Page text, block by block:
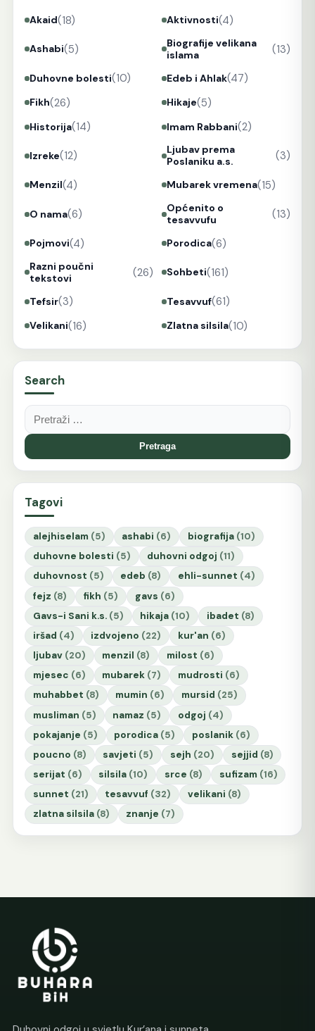
Akaid(18) Aktivnosti(4)
Ashabi(5)
Biografije velikana
islama
(13)
Duhovne bolesti(10) Edeb i Ahlak(47)
Fikh(26) Hikaje(5)
Historija(14) Imam Rabbani(2)
Izreke(12)
Ljubav prema
Poslaniku a.s.
(3)
Menzil(4) Mubarek vremena(15)
O nama(6)
Općenito o
tesavvufu
(13)
Pojmovi(4) Porodica(6)
Razni poučni
tekstovi
(26) Sohbeti(161)
Tefsir(3) Tesavvuf(61)
Velikani(16) Zlatna silsila(10)
Search
Pretraga:
Tagovi
alejhiselam (5) ashabi (6) biografija (10)
duhovne bolesti (5) duhovni odgoj (11)
duhovnost (5) edeb (8) ehli-sunnet (4)
fejz (8) fikh (5) gavs (6)
Gavs-i Sani k.s. (5) hikaja (10) ibadet (8)
iršad (4) izdvojeno (22) kur'an (6)
ljubav (20) menzil (8) milost (6)
mjesec (6) mubarek (7) mudrosti (6)
muhabbet (8) mumin (6) mursid (25)
musliman (5) namaz (5) odgoj (4)
pokajanje (5) porodica (5) poslanik (6)
poucno (8) savjeti (5) sejh (20) sejjid (8)
serijat (6) silsila (10) srce (8) sufizam (16)
sunnet (21) tesavvuf (32) velikani (8)
zlatna silsila (8) znanje (7)